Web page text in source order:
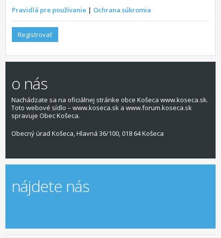
Pravidlá pre používanie | Ochrana súkromia
Registrovať
o nás
Nachádzate sa na oficiálnej stránke obce Košeca www.koseca.sk.
Toto webové sídlo – www.koseca.sk a www.forum.koseca.sk
spravuje Obec Košeca.
Obecný úrad Košeca, Hlavná 36/100, 018 64 Košeca
nájdete nás